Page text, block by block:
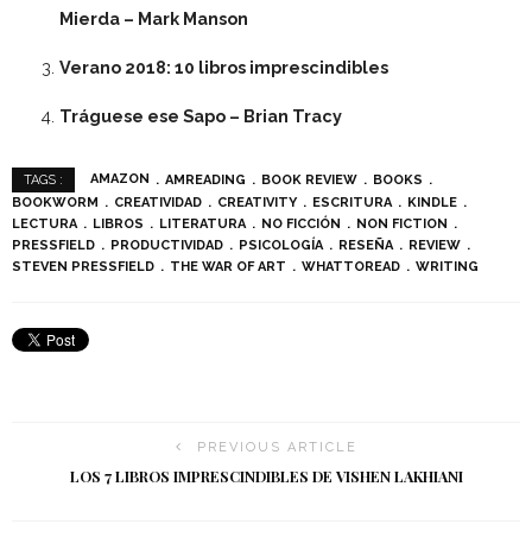
Mierda – Mark Manson
Verano 2018: 10 libros imprescindibles
Tráguese ese Sapo – Brian Tracy
TAGS : AMAZON AMREADING BOOK REVIEW
BOOKS
BOOKWORM
CREATIVIDAD CREATIVITY ESCRITURA
KINDLE
LECTURA
LIBROS LITERATURA NO FICCIÓN
NON FICTION
PRESSFIELD
PRODUCTIVIDAD PSICOLOGÍA RESEÑA
REVIEW
STEVEN PRESSFIELD
THE WAR OF ART WHATTOREAD WRITING
PREVIOUS ARTICLE
LOS 7 LIBROS IMPRESCINDIBLES DE VISHEN LAKHIANI